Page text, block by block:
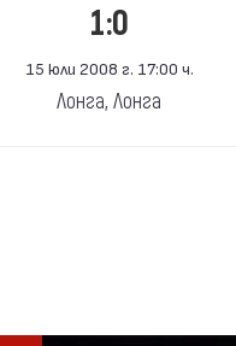
1:0
15 юли 2008 г. 17:00 ч.
Лонга, Лонга